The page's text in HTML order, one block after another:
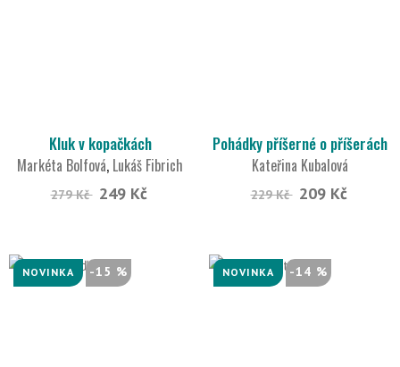
Kluk v kopačkách
Markéta Bolfová, Lukáš Fibrich
279 Kč 249 Kč
Pohádky příšerné o příšerách
Kateřina Kubalová
229 Kč 209 Kč
NOVINKA -15 % NOVINKA -14 %